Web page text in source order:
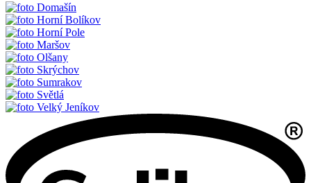
Domašín
Horní Bolíkov
Horní Pole
Maršov
Olšany
Skrýchov
Sumrakov
Světlá
Velký Jeníkov